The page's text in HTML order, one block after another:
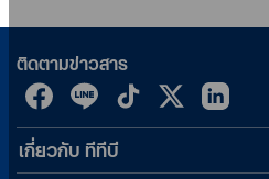
ติดตามข่าวสาร
เกี่ยวกับ ทีทีบี